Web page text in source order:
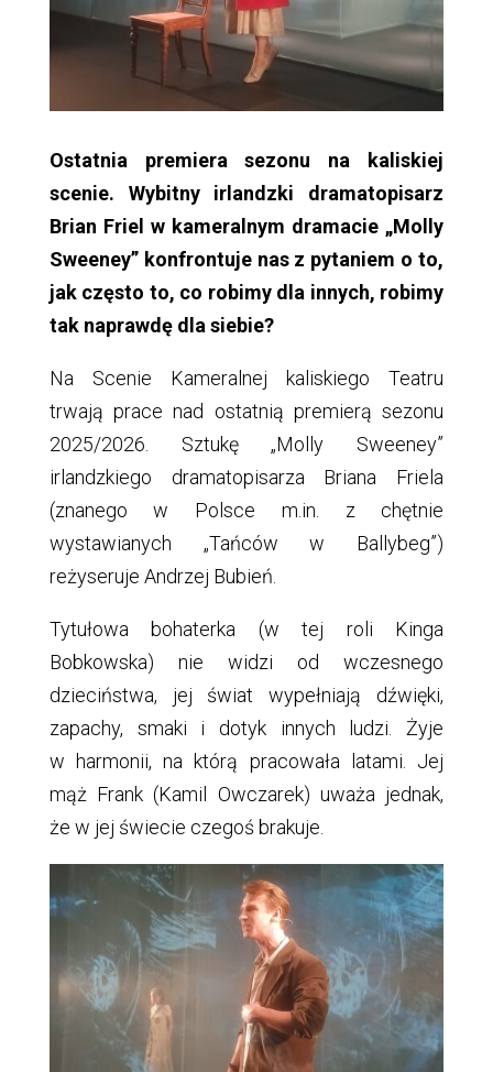
Ostatnia premiera sezonu na kaliskiej
scenie. Wybitny irlandzki dramatopisarz
Brian Friel w kameralnym dramacie „Molly
Sweeney” konfrontuje nas z pytaniem o to,
jak często to, co robimy dla innych, robimy
tak naprawdę dla siebie?
Na Scenie Kameralnej kaliskiego Teatru
trwają prace nad ostatnią premierą sezonu
2025/2026. Sztukę „Molly Sweeney”
irlandzkiego dramatopisarza Briana Friela
(znanego w Polsce m.in. z chętnie
wystawianych „Tańców w Ballybeg”)
reżyseruje Andrzej Bubień.
Tytułowa bohaterka (w tej roli Kinga
Bobkowska) nie widzi od wczesnego
dzieciństwa, jej świat wypełniają dźwięki,
zapachy, smaki i dotyk innych ludzi. Żyje
w harmonii, na którą pracowała latami. Jej
mąż Frank (Kamil Owczarek) uważa jednak,
że w jej świecie czegoś brakuje.